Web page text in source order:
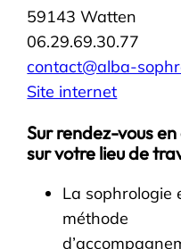
59143 Watten
06.29.69.30.77
contact@alba-
Site internet
Sur rendez-vous
sur votre lieu de
La sophrologie
méthode